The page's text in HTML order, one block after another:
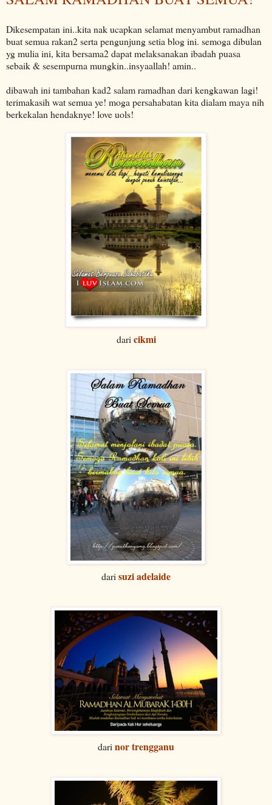
Dikesempatan ini..kita nak ucapkan selamat menyambut ramadhan
buat semua rakan2 serta pengunjung setia blog ini. semoga dibulan
yg mulia ini, kita bersama2 dapat melaksanakan ibadah puasa
sebaik & sesempurna mungkin..insyaallah! amin..
dibawah ini tambahan kad2 salam ramadhan dari kengkawan lagi!
terimakasih wat semua ye! moga persahabatan kita dialam maya nih
berkekalan hendaknye! love uols!
dari cikmi
dari suzi adelaide
dari nor trengganu